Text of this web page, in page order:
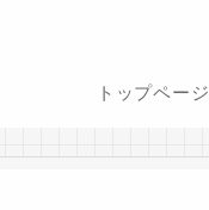
トップページ